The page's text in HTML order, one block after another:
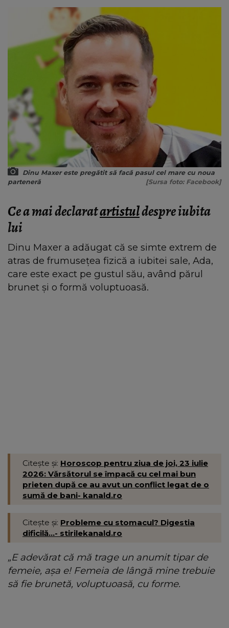
Dinu Maxer este pregătit să facă pasul cel mare cu noua
parteneră
[Sursa foto: Facebook]
Ce a mai declaratartistuldespre iubita
lui
Dinu Maxer a adăugat că se simte extrem de
atras de frumusețea fizică a iubitei sale, Ada,
care este exact pe gustul său, având părul
brunet și o formă voluptuoasă.
Citește și: Horoscop pentru ziua de joi, 23 iulie
2026: Vărsătorul se împacă cu cel mai bun
prieten după ce au avut un conflict legat de o
sumă de bani- kanald.ro
Citește și: Probleme cu stomacul? Digestia
dificilă...- stirilekanald.ro
„E adevărat că mă trage un anumit tipar de
femeie, așa e! Femeia de lângă mine trebuie
să fie brunetă, voluptuoasă, cu forme.